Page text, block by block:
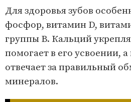
Для здоровья зубов
фосфор, витамин D,
группы B. Кальций
помогает в его усвоении,
отвечает за правильный
минералов.